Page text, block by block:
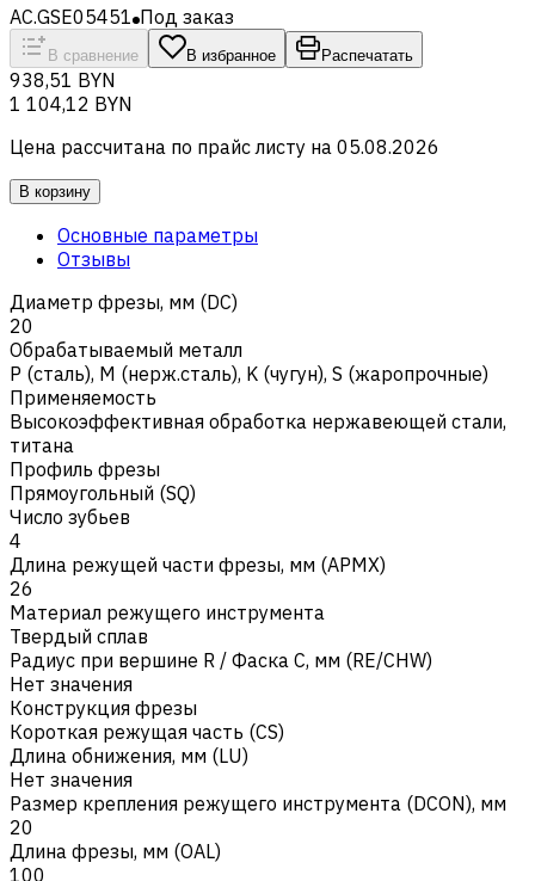
AC.GSE05451 Под заказ
В сравнение В избранное Распечатать
938,51 BYN
1 104,12 BYN
Цена рассчитана по прайс листу на 05.08.2026
В корзину
Основные параметры
Отзывы
Диаметр фрезы, мм (DC)
20
Обрабатываемый металл
Р (сталь), M (нерж.сталь), K (чугун), S (жаропрочные)
Применяемость
Высокоэффективная обработка нержавеющей стали,
титана
Профиль фрезы
Прямоугольный (SQ)
Число зубьев
4
Длина режущей части фрезы, мм (APMX)
26
Материал режущего инструмента
Твердый сплав
Радиус при вершине R / Фаска C, мм (RE/CHW)
Нет значения
Конструкция фрезы
Короткая режущая часть (CS)
Длина обнижения, мм (LU)
Нет значения
Размер крепления режущего инструмента (DCON), мм
20
Длина фрезы, мм (OAL)
100